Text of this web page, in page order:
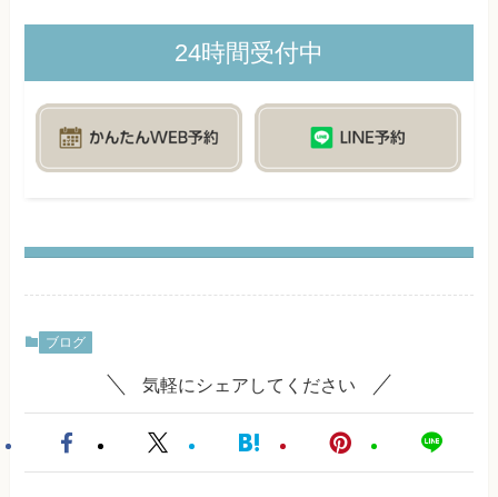
24時間受付中
ブログ
気軽にシェアしてください